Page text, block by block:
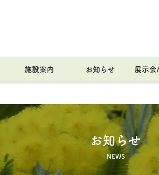
施設案内 お知らせ 展示会
お知らせ
NEWS